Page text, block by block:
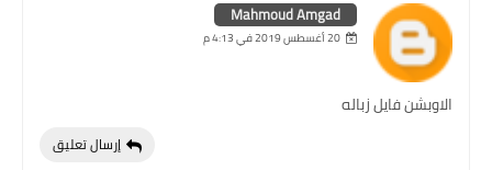
Mahmoud Amgad
20 أغسطس 2019 في 4:13 م
الاوبشن فايل زباله
إرسال تعليق